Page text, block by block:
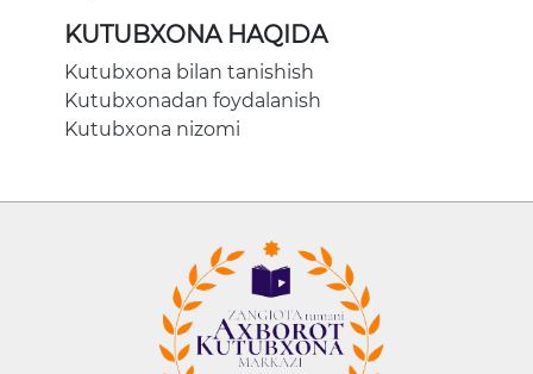
KUTUBXONA HAQIDA
Kutubxona bilan tanishish
Kutubxonadan foydalanish
Kutubxona nizomi